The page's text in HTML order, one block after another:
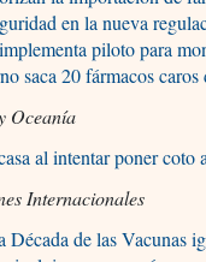
en la nueva
piloto para
saca 20 fármacos
Oceanía
al intentar poner coto
Internacionales
Década de las Vacunas